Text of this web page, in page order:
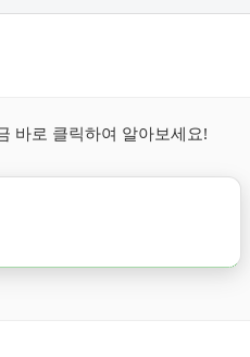
바로 클릭하여 알아보세요!